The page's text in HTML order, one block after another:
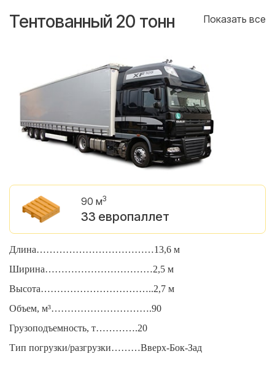
Тентованный 20 тонн Показать все
90 м3
33 европаллет
Длина………………………………13,6 м
Ширина……………………………2,5 м
Высота……………………………..2,7 м
Объем, м³………………………….90
Грузоподъемность, т………….20
Тип погрузки/разгрузки………Вверх-Бок-Зад